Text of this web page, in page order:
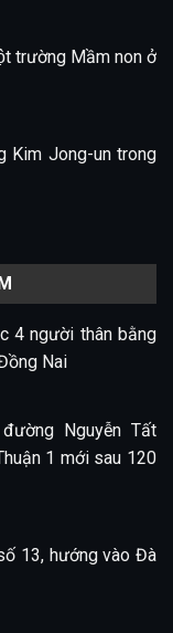
trường Mầm non ở
Kim Jong-un trong
4 người thân bằng
Nai
Nguyễn Tất
1 mới sau 120
13, hướng vào Đà